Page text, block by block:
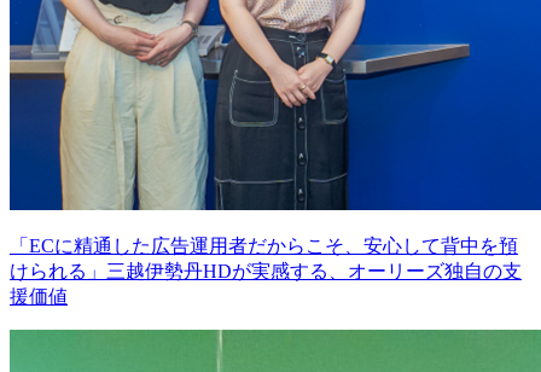
「ECに精通した広告運用者だからこそ、安心して背中を預
けられる」三越伊勢丹HDが実感する、オーリーズ独自の支
援価値